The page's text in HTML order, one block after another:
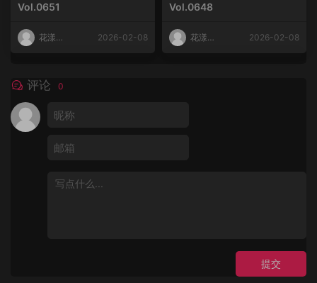
Vol.0651
花漾
2026-02-08
Vol.0648
花漾
2026-02-08
评论 0
提交